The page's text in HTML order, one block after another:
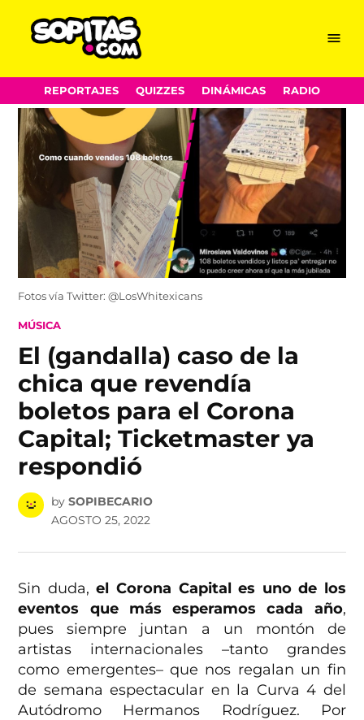
Skip
to
content
Menu
REPORTAJES QUIZZES DINÁMICAS RADIO
Fotos vía Twitter: @LosWhitexicans
POSTED
MÚSICA
El (gandalla) caso de la
chica que revendía
boletos para el Corona
Capital; Ticketmaster ya
respondió
by SOPIBECARIO
AGOSTO 25, 2022
Sin duda,el Corona Capital es uno de los
eventos que más esperamos cada año,
pues siempre juntan a un montón de
artistas internacionales –tanto grandes
como emergentes– que nos regalan un fin
de semana espectacular en la Curva 4 del
Autódromo Hermanos Rodríguez. Por